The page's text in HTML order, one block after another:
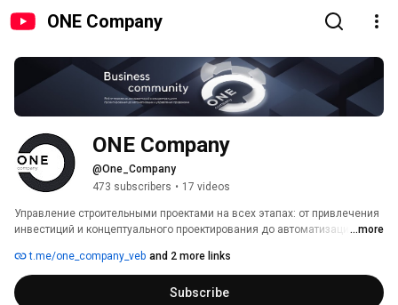
ONE Company
ONE Company
@One_Company
473 subscribers • 17 videos
Управление строительными проектами на всех этапах: от привлечения
инвестиций и концептуального проектирования до автоматизации и ...more
t.me/one_company_veb and 2 more links
Subscribe